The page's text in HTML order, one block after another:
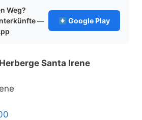
Weg?
—
Google Play
Santa Irene